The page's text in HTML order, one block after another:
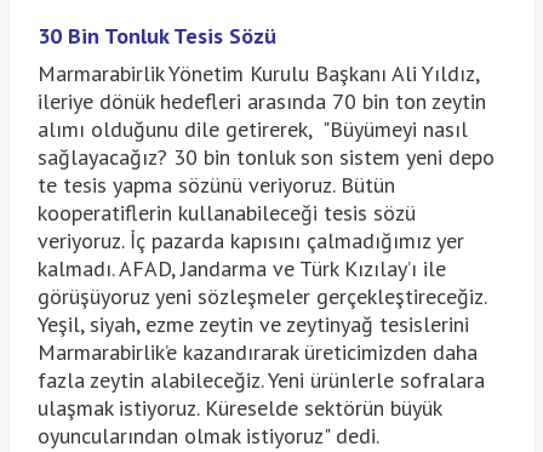
30 Bin Tonluk Tesis Sözü
Marmarabirlik Yönetim Kurulu Başkanı Ali Yıldız,
ileriye dönük hedefleri arasında 70 bin ton zeytin
alımı olduğunu dile getirerek, "Büyümeyi nasıl
sağlayacağız? 30 bin tonluk son sistem yeni depo
te tesis yapma sözünü veriyoruz. Bütün
kooperatiflerin kullanabileceği tesis sözü
veriyoruz. İç pazarda kapısını çalmadığımız yer
kalmadı. AFAD, Jandarma ve Türk Kızılay’ı ile
görüşüyoruz yeni sözleşmeler gerçekleştireceğiz.
Yeşil, siyah, ezme zeytin ve zeytinyağ tesislerini
Marmarabirlik’e kazandırarak üreticimizden daha
fazla zeytin alabileceğiz. Yeni ürünlerle sofralara
ulaşmak istiyoruz. Küreselde sektörün büyük
oyuncularından olmak istiyoruz" dedi.